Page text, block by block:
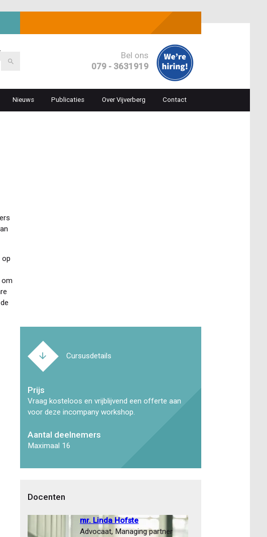
Bel ons
079 - 3631919
Top
navigation
Nieuws Publicaties Over Vijverberg Contact
op
om
Cursusdetails
Prijs
Vraag kosteloos en vrijblijvend een offerte aan
voor deze incompany workshop.
Aantal deelnemers
Maximaal 16
Docenten
mr. Linda Hofste
Advocaat, Managing partner